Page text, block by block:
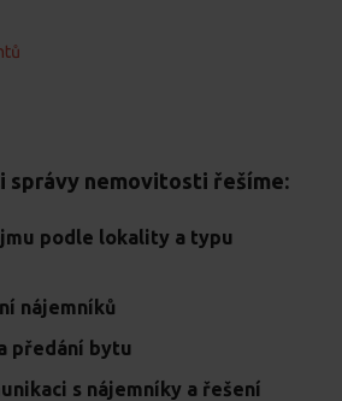
správy nemovitosti řešíme:
podle lokality a typu
nájemníků
předání bytu
s nájemníky a řešení